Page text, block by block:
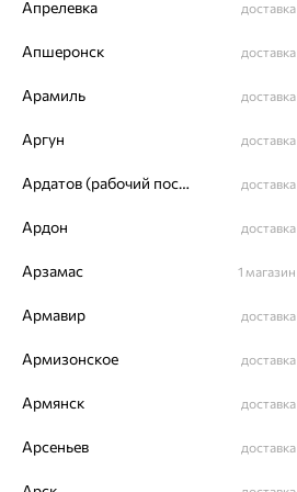
Идеальный комплект
Колье,
микс с
Апрелевка доставка
Апшеронск доставка
Арамиль доставка
Аргун доставка
Ардатов (рабочий поселок) доставка
Ардон доставка
Арзамас 1 магазин
Армавир доставка
Армизонское доставка
Армянск доставка
Арсеньев доставка